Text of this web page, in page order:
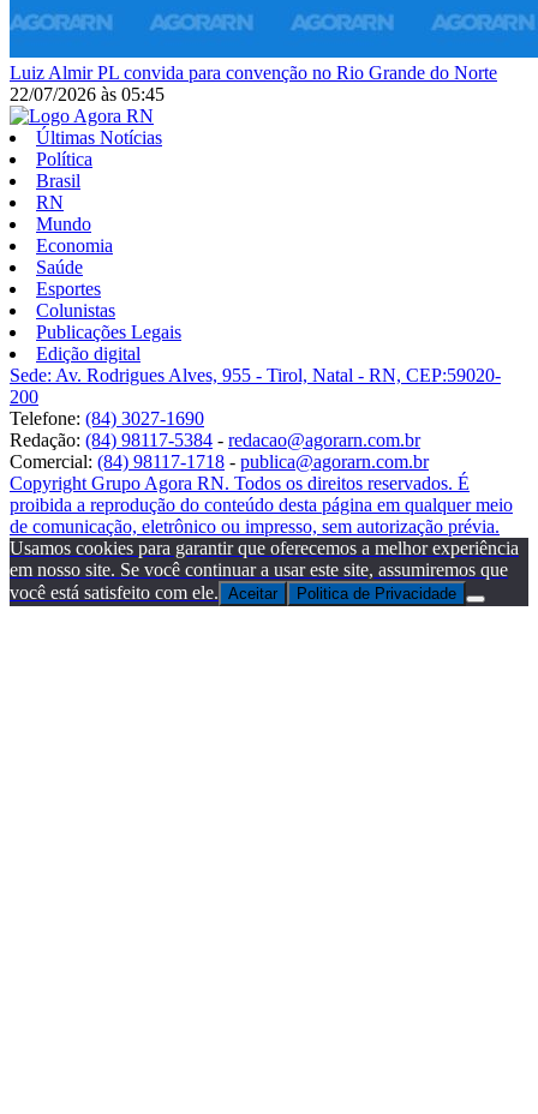
Luiz AlmirPL convida para convenção no Rio Grande do Norte
22/07/2026 às 05:45
Últimas Notícias
Política
Brasil
RN
Mundo
Economia
Saúde
Esportes
Colunistas
Publicações Legais
Edição digital
Sede: Av. Rodrigues Alves, 955 - Tirol, Natal - RN, CEP:59020-
200
Telefone: (84) 3027-1690
Redação: (84) 98117-5384 - redacao@agorarn.com.br
Comercial: (84) 98117-1718 - publica@agorarn.com.br
Copyright Grupo Agora RN. Todos os direitos reservados. É
proibida a reprodução do conteúdo desta página em qualquer meio
de comunicação, eletrônico ou impresso, sem autorização prévia.
Usamos cookies para garantir que oferecemos a melhor experiência
em nosso site. Se você continuar a usar este site, assumiremos que
você está satisfeito com ele. Aceitar Politica de Privacidade